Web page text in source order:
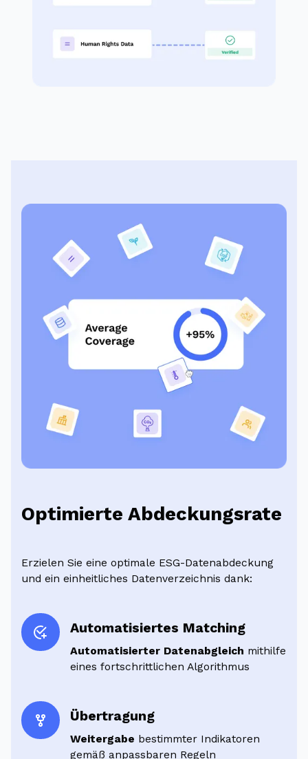
Optimierte Abdeckungsrate
Erzielen Sie eine optimale ESG-Datenabdeckung
und ein einheitliches Datenverzeichnis dank:
Automatisiertes Matching
Automatisierter Datenabgleich mithilfe
eines fortschrittlichen Algorithmus
Übertragung
Weitergabe bestimmter Indikatoren
gemäß anpassbaren Regeln